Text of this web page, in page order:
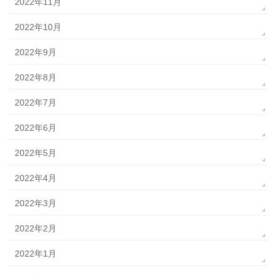
2022年10月
2022年9月
2022年8月
2022年7月
2022年6月
2022年5月
2022年4月
2022年3月
2022年2月
2022年1月